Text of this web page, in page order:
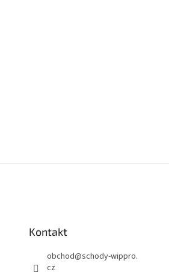
Kontakt
obchod@schody-wippro.
cz